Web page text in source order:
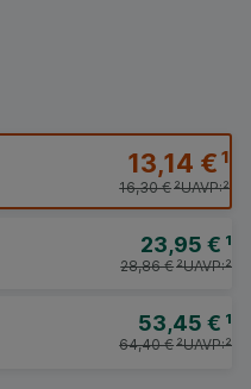
13,14 €¹
UAVP:²
16,30 €²
23,95 € ¹
UAVP:²
28,86 €²
53,45 € ¹
UAVP:²
64,40 €²